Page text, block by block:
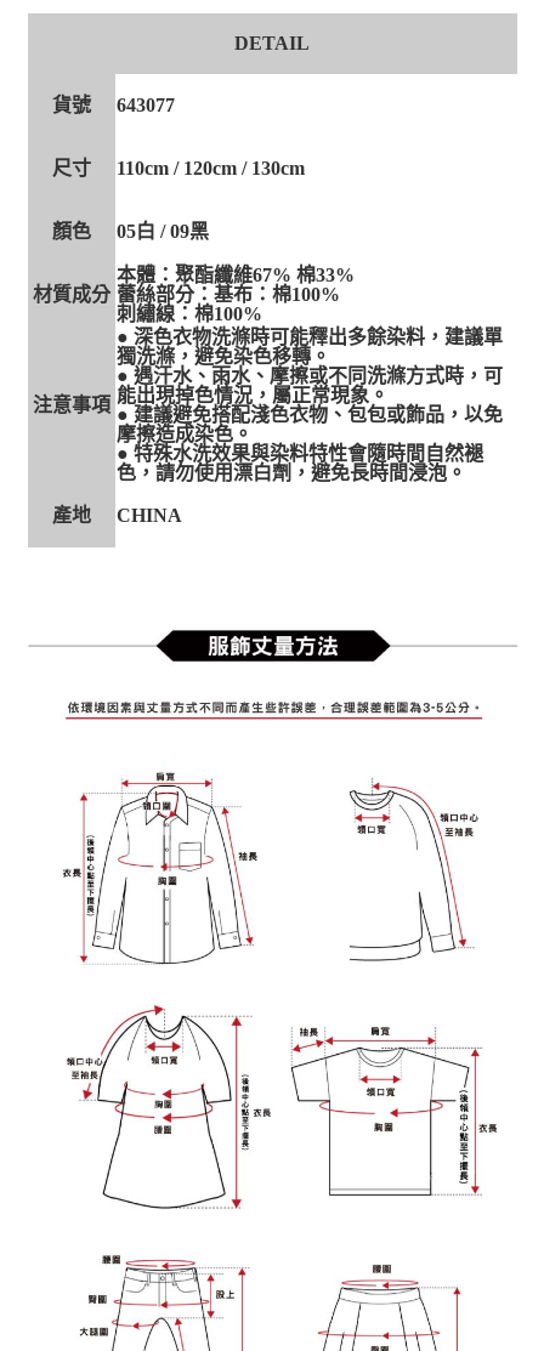
DETAIL
貨號 643077
尺寸 110cm / 120cm / 130cm
顏色 05白 / 09黑
材質成分
本體：聚酯纖維67% 棉33%
蕾絲部分：基布：棉100%
刺繡線：棉100%
注意事項
● 深色衣物洗滌時可能釋出多餘染料，建議單
獨洗滌，避免染色移轉。
● 遇汗水、雨水、摩擦或不同洗滌方式時，可
能出現掉色情況，屬正常現象。
● 建議避免搭配淺色衣物、包包或飾品，以免
摩擦造成染色。
● 特殊水洗效果與染料特性會隨時間自然褪
色，請勿使用漂白劑，避免長時間浸泡。
產地 CHINA